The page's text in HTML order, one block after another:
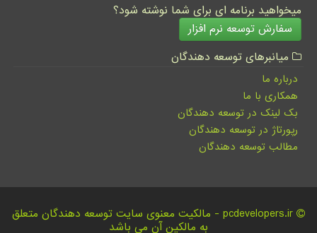
میخواهید برنامه ای برای شما نوشته شود؟
سفارش توسعه نرم افزار
میانبرهای توسعه دهندگان
درباره ما
همکاری با ما
بک لینک در توسعه دهندگان
رپورتاژ در توسعه دهندگان
مطالب توسعه دهندگان
pcdevelopers.ir - مالکیت معنوی سایت توسعه دهندگان متعلق
به مالکین آن می باشد